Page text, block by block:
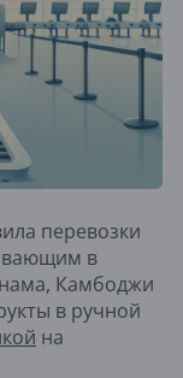
перевозки
в
Камбоджи
в ручной
на